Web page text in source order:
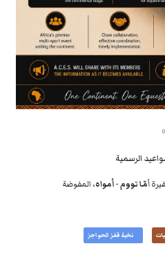
أمّا تووم - أمواه، المفوضة
نخبة قفز الحواجز